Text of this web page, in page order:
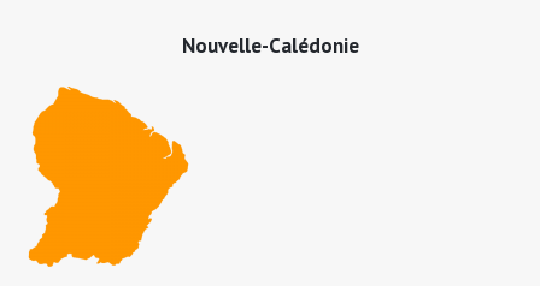
Nouvelle-Calédonie